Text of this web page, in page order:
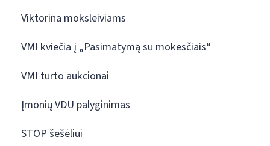
Viktorina moksleiviams
VMI kviečia į „Pasimatymą su mokesčiais“
VMI turto aukcionai
Įmonių VDU palyginimas
STOP šešėliui